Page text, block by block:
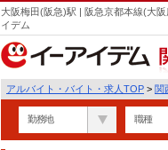
大阪梅田(阪急)駅 | 阪急京都本線(大
イデム
アルバイト・バイト・求人TOP > 関
勤務地 職種